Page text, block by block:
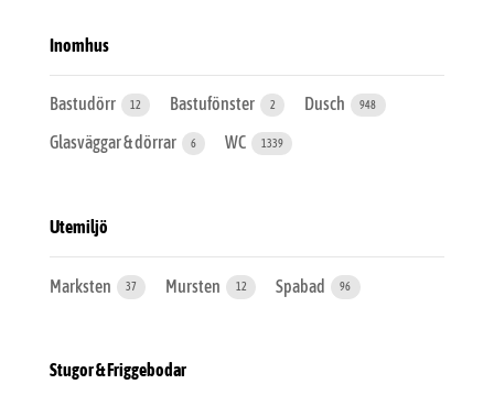
Inomhus
Bastudörr 12 Bastufönster 2 Dusch 948
Glasväggar & dörrar 6 WC 1339
Utemiljö
Marksten 37 Mursten 12 Spabad 96
Stugor & Friggebodar